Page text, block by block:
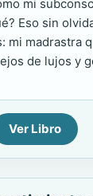
mi
Eso sin
mi madrastra
de lujos y
Ver Libro